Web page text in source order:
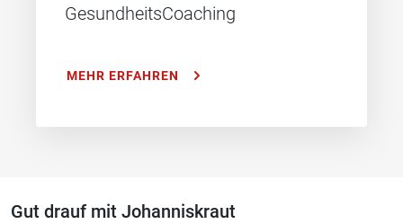
GesundheitsCoaching
MEHR ERFAHREN
Gut drauf mit Johanniskraut